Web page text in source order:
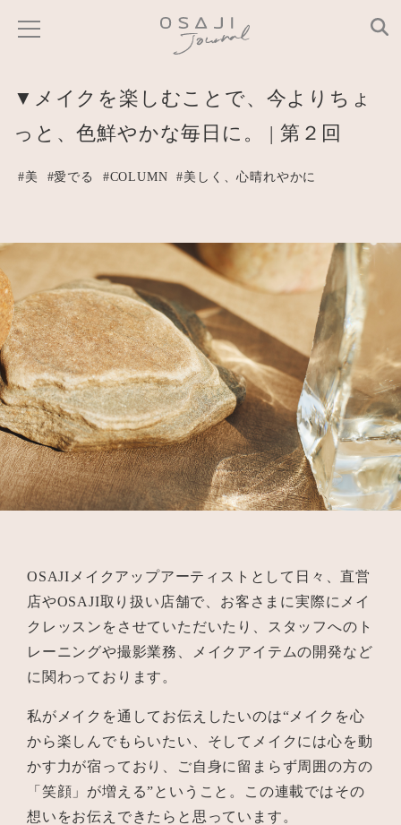
▼メイクを楽しむことで、今よりちょ
っと、色鮮やかな毎日に。 | 第２回
#美 #愛でる #COLUMN #美しく、心晴れやかに
OSAJIメイクアップアーティストとして日々、直営
店やOSAJI取り扱い店舗で、お客さまに実際にメイ
クレッスンをさせていただいたり、スタッフへのト
レーニングや撮影業務、メイクアイテムの開発など
に関わっております。
私がメイクを通してお伝えしたいのは“メイクを心
から楽しんでもらいたい、そしてメイクには心を動
かす力が宿っており、ご自身に留まらず周囲の方の
「笑顔」が増える”ということ。この連載ではその
想いをお伝えできたらと思っています。